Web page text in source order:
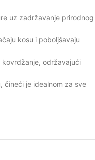
uz zadržavanje prirodnog
kosu i poboljšavaju
održavajući
čineći je idealnom za sve